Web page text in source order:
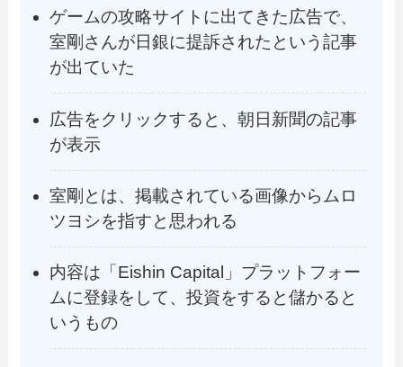
ゲームの攻略サイトに出てきた広告で、
室剛さんが日銀に提訴されたという記事
が出ていた
広告をクリックすると、朝日新聞の記事
が表示
室剛とは、掲載されている画像からムロ
ツヨシを指すと思われる
内容は「Eishin Capital」プラットフォー
ムに登録をして、投資をすると儲かると
いうもの